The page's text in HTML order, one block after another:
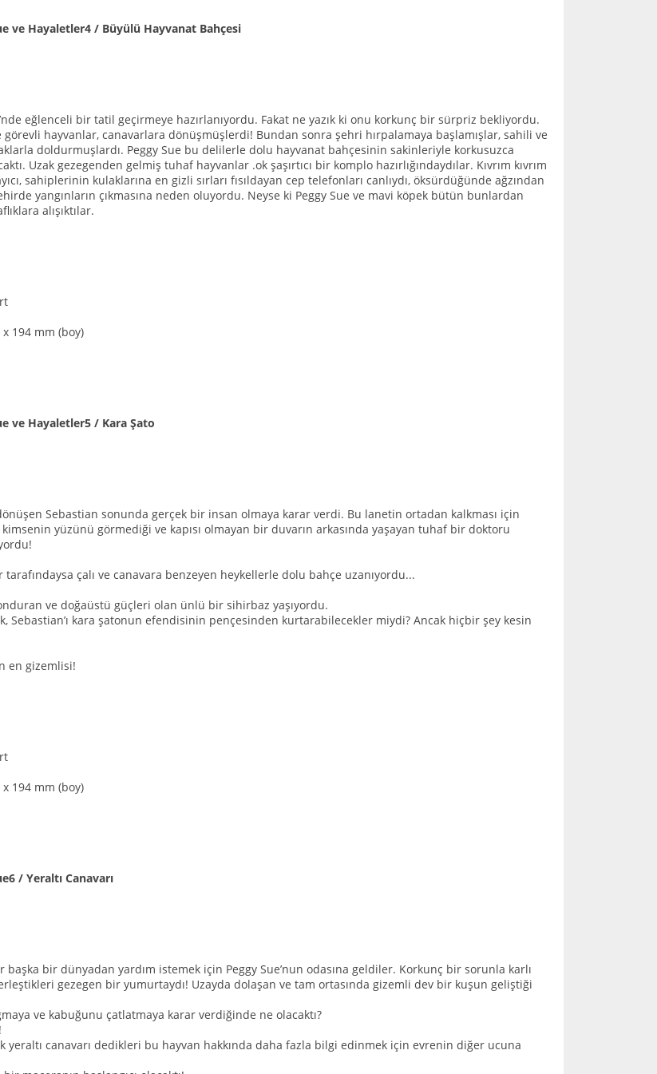
ve Hayaletler4 / Büyülü Hayvanat Bahçesi
eğlenceli bir tatil geçirmeye hazırlanıyordu. Fakat ne yazık ki onu korkunç bir sürpriz bekliyordu.
hayvanlar, canavarlara dönüşmüşlerdi! Bundan sonra şehri hırpalamaya başlamışlar, sahili ve
doldurmuşlardı. Peggy Sue bu delilerle dolu hayvanat bahçesinin sakinleriyle korkusuzca
Uzak gezegenden gelmiş tuhaf hayvanlar .ok şaşırtıcı bir komplo hazırlığındaydılar. Kıvrım kıvrım
sahiplerinin kulaklarına en gizli sırları fısıldayan cep telefonları canlıydı, öksürdüğünde ağzından
yangınların çıkmasına neden oluyordu. Neyse ki Peggy Sue ve mavi köpek bütün bunlardan
alışıktılar.
194 mm (boy)
ve Hayaletler5 / Kara Şato
Sebastian sonunda gerçek bir insan olmaya karar verdi. Bu lanetin ortadan kalkması için
yüzünü görmediği ve kapısı olmayan bir duvarın arkasında yaşayan tuhaf bir doktoru
tarafındaysa çalı ve canavara benzeyen heykellerle dolu bahçe uzanıyordu...
ve doğaüstü güçleri olan ünlü bir sihirbaz yaşıyordu.
Sebastian’ı kara şatonun efendisinin pençesinden kurtarabilecekler miydi? Ancak hiçbir şey kesin
en gizemlisi!
194 mm (boy)
/ Yeraltı Canavarı
başka bir dünyadan yardım istemek için Peggy Sue’nun odasına geldiler. Korkunç bir sorunla karlı
gezegen bir yumurtaydı! Uzayda dolaşan ve tam ortasında gizemli dev bir kuşun geliştiği
ve kabuğunu çatlatmaya karar verdiğinde ne olacaktı?
yeraltı canavarı dedikleri bu hayvan hakkında daha fazla bilgi edinmek için evrenin diğer ucuna